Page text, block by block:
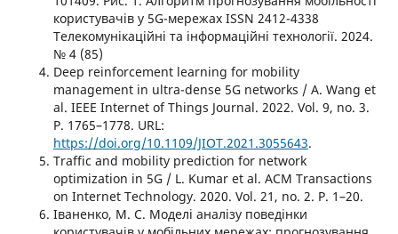
користувачів у 5G-мережах ISSN 2412-4338
Телекомунікаційні та інформаційні технології. 2024.
№ 4 (85)
Deep reinforcement learning for mobility
management in ultra-dense 5G networks / A. Wang et
al. IEEE Internet of Things Journal. 2022. Vol. 9, no. 3.
P. 1765–1778. URL:
https://doi.org/10.1109/JIOT.2021.3055643.
Traffic and mobility prediction for network
optimization in 5G / L. Kumar et al. ACM Transactions
on Internet Technology. 2020. Vol. 21, no. 2. P. 1–20.
Іваненко, М. С. Моделі аналізу поведінки